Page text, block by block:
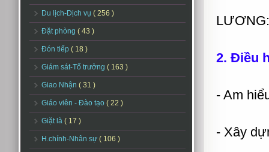
Du lịch-Dịch vụ ( 256 )
Đặt phòng ( 43 )
Đón tiếp ( 18 )
Giám sát-Tổ trưởng ( 163 )
Giao Nhận ( 31 )
Giáo viên - Đào tạo ( 22 )
Giặt là ( 17 )
H.chính-Nhân sự ( 106 )
2. Điều
- Am
- Xây